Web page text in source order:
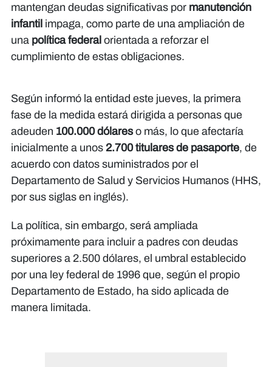
mantengan deudas significativas por manutención
infantil impaga, como parte de una ampliación de
una política federal orientada a reforzar el
cumplimiento de estas obligaciones.
Según informó la entidad este jueves, la primera
fase de la medida estará dirigida a personas que
adeuden 100.000 dólareso más, lo que afectaría
inicialmente a unos 2.700 titulares de pasaporte, de
acuerdo con datos suministrados por el
Departamento de Salud y Servicios Humanos (HHS,
por sus siglas en inglés).
La política, sin embargo, será ampliada
próximamente para incluir a padres con deudas
superiores a 2.500 dólares, el umbral establecido
por una ley federal de 1996 que, según el propio
Departamento de Estado, ha sido aplicada de
manera limitada.